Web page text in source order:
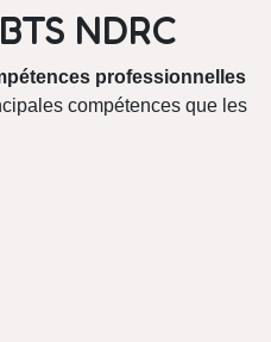
NDRC
professionnelles
compétences que les